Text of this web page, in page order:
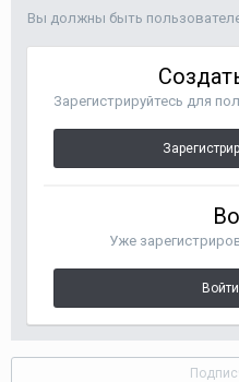
Вы должны быть
Зарегистрируйтесь для
Уже